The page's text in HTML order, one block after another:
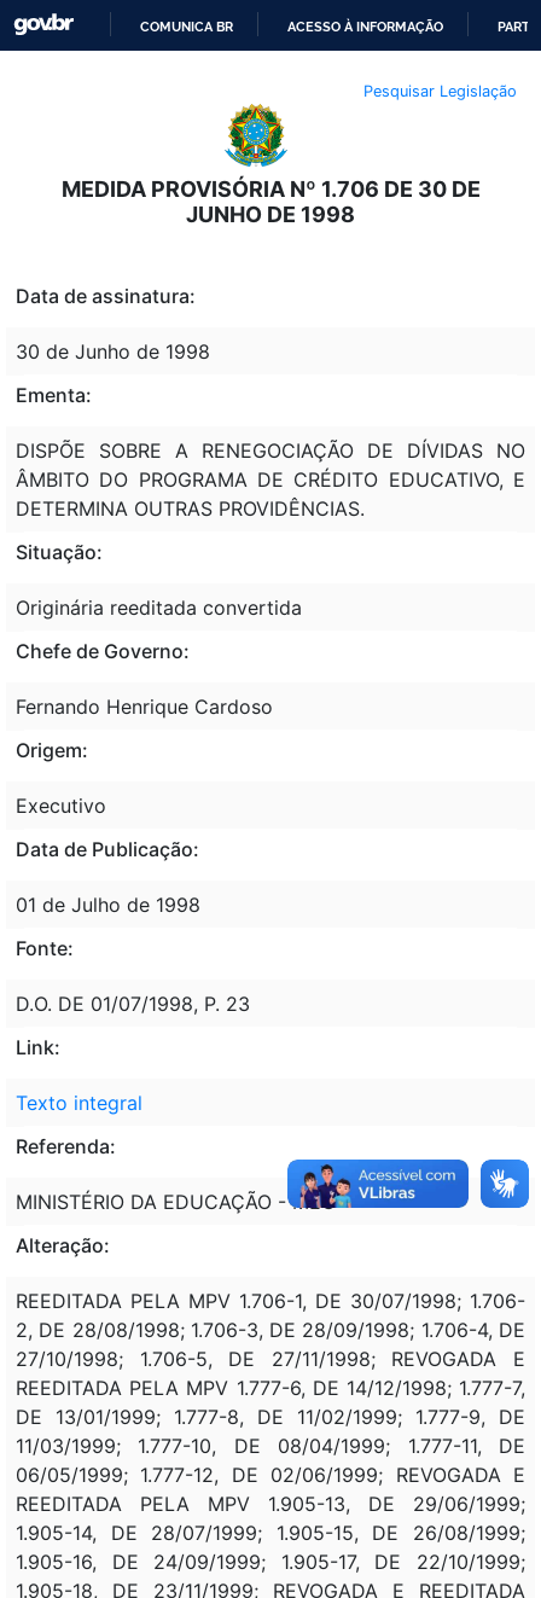
O
CONTEÚDO
COMUNICA BR ACESSO À INFORMAÇÃO
Pesquisar Legislação
MEDIDA PROVISÓRIA Nº 1.706 DE 30 DE
JUNHO DE 1998
Data de assinatura:
30 de Junho de 1998
Ementa:
DISPÕE SOBRE A RENEGOCIAÇÃO DE DÍVIDAS NO
ÂMBITO DO PROGRAMA DE CRÉDITO EDUCATIVO, E
DETERMINA OUTRAS PROVIDÊNCIAS.
Situação:
Originária reeditada convertida
Chefe de Governo:
Fernando Henrique Cardoso
Origem:
Executivo
Data de Publicação:
01 de Julho de 1998
Fonte:
D.O. DE 01/07/1998, P. 23
Link:
Texto integral
Referenda:
MINISTÉRIO DA EDUCAÇÃO - MEC
Alteração:
REEDITADA PELA MPV 1.706-1, DE 30/07/1998; 1.706-
2, DE 28/08/1998; 1.706-3, DE 28/09/1998; 1.706-4, DE
27/10/1998; 1.706-5, DE 27/11/1998; REVOGADA E
REEDITADA PELA MPV 1.777-6, DE 14/12/1998; 1.777-7,
DE 13/01/1999; 1.777-8, DE 11/02/1999; 1.777-9, DE
11/03/1999; 1.777-10, DE 08/04/1999; 1.777-11, DE
06/05/1999; 1.777-12, DE 02/06/1999; REVOGADA E
REEDITADA PELA MPV 1.905-13, DE 29/06/1999;
1.905-14, DE 28/07/1999; 1.905-15, DE 26/08/1999;
1.905-16, DE 24/09/1999; 1.905-17, DE 22/10/1999;
1.905-18, DE 23/11/1999; REVOGADA E REEDITADA